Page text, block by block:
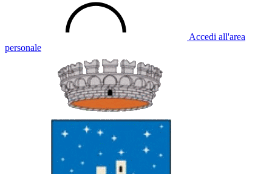
Accedi all'area
personale